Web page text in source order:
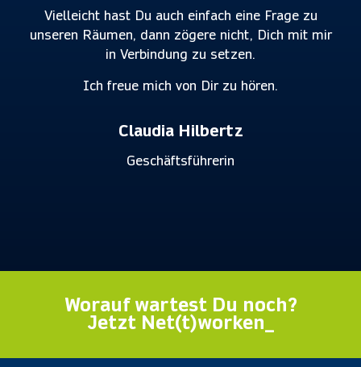
Vielleicht hast Du auch einfach eine Frage zu
unseren Räumen, dann zögere nicht, Dich mit mir
in Verbindung zu setzen.
Ich freue mich von Dir zu hören.
Claudia Hilbertz
Geschäftsführerin
Worauf wartest Du noch?
Jetzt Net(t)worken_